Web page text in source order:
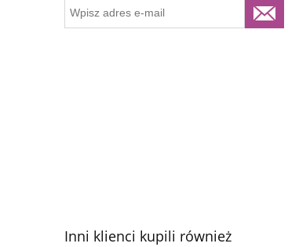
Inni klienci kupili również